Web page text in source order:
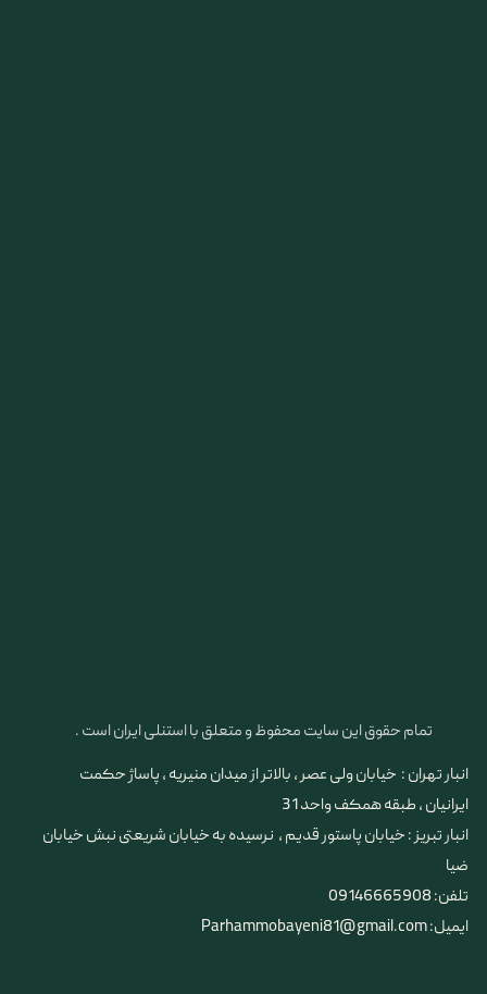
تمام حقوق این سایت محفوظ و متعلق با استنلی ایران است .
انبار تهران : خیابان ولی عصر ، بالاتر از میدان منیریه ، پاساژ حکمت
ایرانیان ، طبقه همکف واحد 31
​​​​​​​انبار تبریز : خیابان پاستور قدیم ، نرسیده به خیابان شریعتی نبش خیابان
ضیا
تلفن: 09146665908
ایمیل: Parhammobayeni81@gmail.com